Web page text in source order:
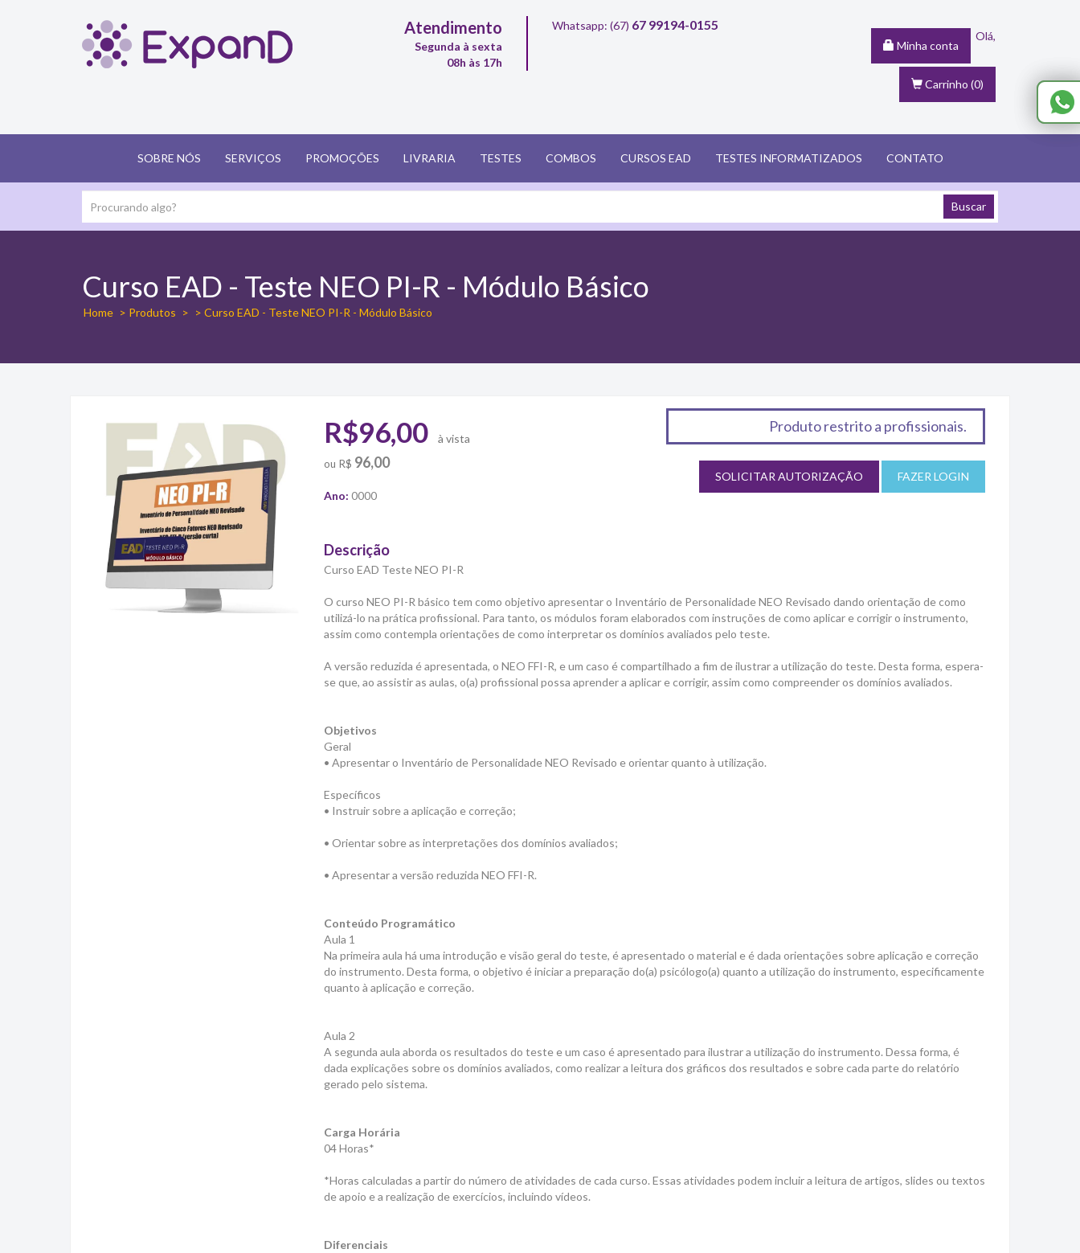
Atendimento
Segunda à sexta
08h às 17h
Whatsapp: (67) 67 99194-0155
Olá,
Minha conta
Carrinho (0)
SOBRE NÓS SERVIÇOS PROMOÇÕES LIVRARIA TESTES COMBOS CURSOS EAD TESTES INFORMATIZADOS CONTATO
Buscar
Curso EAD - Teste NEO PI-R - Módulo Básico
Home > Produtos > > Curso EAD - Teste NEO PI-R - Módulo Básico
R$96,00 à vista
ou R$ 96,00
Ano: 0000
Produto restrito a profissionais.
SOLICITAR AUTORIZAÇÃO FAZER LOGIN
Descrição
Curso EAD Teste NEO PI-R
O curso NEO PI-R básico tem como objetivo apresentar o Inventário de Personalidade NEO Revisado dando orientação de como
utilizá-lo na prática profissional. Para tanto, os módulos foram elaborados com instruções de como aplicar e corrigir o instrumento,
assim como contempla orientações de como interpretar os domínios avaliados pelo teste.
A versão reduzida é apresentada, o NEO FFI-R, e um caso é compartilhado a fim de ilustrar a utilização do teste. Desta forma, espera-
se que, ao assistir as aulas, o(a) profissional possa aprender a aplicar e corrigir, assim como compreender os domínios avaliados.
Objetivos
Geral
• Apresentar o Inventário de Personalidade NEO Revisado e orientar quanto à utilização.
Específicos
• Instruir sobre a aplicação e correção;
• Orientar sobre as interpretações dos domínios avaliados;
• Apresentar a versão reduzida NEO FFI-R.
Conteúdo Programático
Aula 1
Na primeira aula há uma introdução e visão geral do teste, é apresentado o material e é dada orientações sobre aplicação e correção
do instrumento. Desta forma, o objetivo é iniciar a preparação do(a) psicólogo(a) quanto a utilização do instrumento, especificamente
quanto à aplicação e correção.
Aula 2
A segunda aula aborda os resultados do teste e um caso é apresentado para ilustrar a utilização do instrumento. Dessa forma, é
dada explicações sobre os domínios avaliados, como realizar a leitura dos gráficos dos resultados e sobre cada parte do relatório
gerado pelo sistema.
Carga Horária
04 Horas*
*Horas calculadas a partir do número de atividades de cada curso. Essas atividades podem incluir a leitura de artigos, slides ou textos
de apoio e a realização de exercícios, incluindo vídeos.
Diferenciais